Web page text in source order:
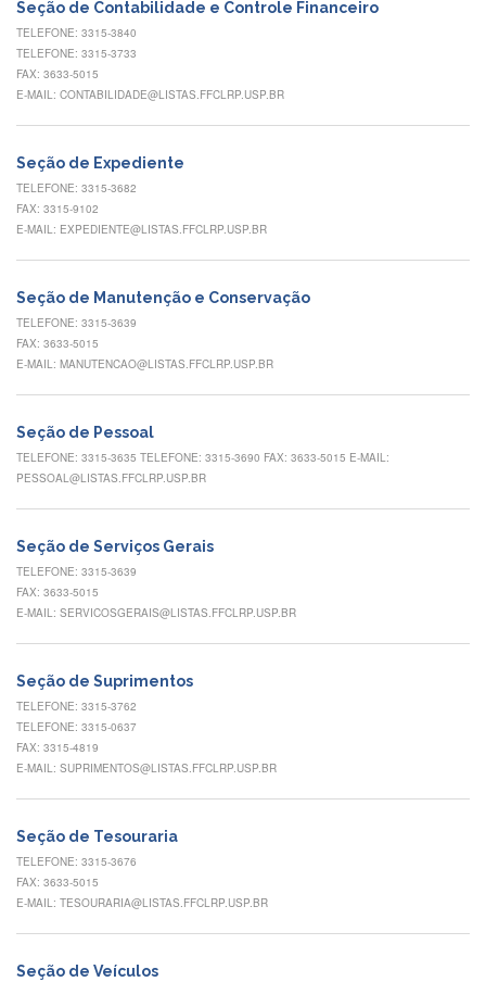
CULTURA
E
EXTENSÃO
e
Projetos
Ciências
Empresas
Cursos
e
Atividades
e
Editais
Notícias
Eventos
Contato
INCLUSÃO
Apresentação
Regimento
Portarias
e
Seção de Contabilidade e Controle Financeiro
TELEFONE: 3315-3840
TELEFONE: 3315-3733
FAX: 3633-5015
E-MAIL: CONTABILIDADE@LISTAS.FFCLRP.USP.BR
Seção de Expediente
TELEFONE: 3315-3682
FAX: 3315-9102
E-MAIL: EXPEDIENTE@LISTAS.FFCLRP.USP.BR
Seção de Manutenção e Conservação
TELEFONE: 3315-3639
FAX: 3633-5015
E-MAIL: MANUTENCAO@LISTAS.FFCLRP.USP.BR
Seção de Pessoal
TELEFONE: 3315-3635 TELEFONE: 3315-3690 FAX: 3633-5015 E-MAIL:
PESSOAL@LISTAS.FFCLRP.USP.BR
Seção de Serviços Gerais
TELEFONE: 3315-3639
FAX: 3633-5015
E-MAIL: SERVICOSGERAIS@LISTAS.FFCLRP.USP.BR
Seção de Suprimentos
TELEFONE: 3315-3762
TELEFONE: 3315-0637
FAX: 3315-4819
E-MAIL: SUPRIMENTOS@LISTAS.FFCLRP.USP.BR
Seção de Tesouraria
TELEFONE: 3315-3676
FAX: 3633-5015
E-MAIL: TESOURARIA@LISTAS.FFCLRP.USP.BR
Seção de Veículos